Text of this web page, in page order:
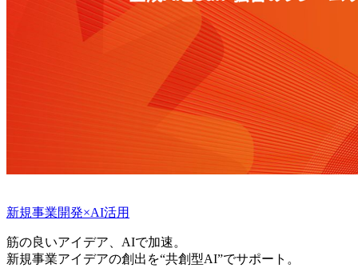
新規事業開発×AI活用
筋の良いアイデア、AIで加速。
新規事業アイデアの創出を“共創型AI”でサポート。